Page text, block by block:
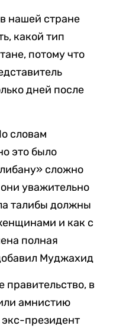
нашей стране
какой тип
потому что
дней после
словам
это было
сложно
уважительно
талибы должны
и как с
полная
Муджахид
в
амнистию
экс-президент